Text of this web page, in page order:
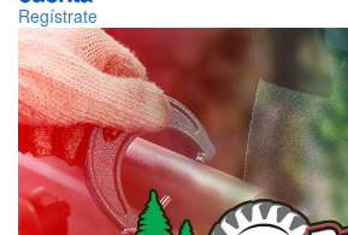
Regístrate